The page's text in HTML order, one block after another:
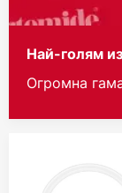
Най-голям
Огромна